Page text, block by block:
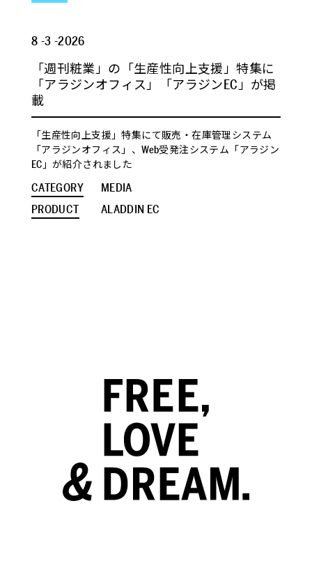
8 -3 -2026
「週刊粧業」の「生産性向上支援」特集に
「アラジンオフィス」「アラジンEC」が掲
載
「生産性向上支援」特集にて販売・在庫管理システム
「アラジンオフィス」、Web受発注システム「アラジン
EC」が紹介されました
CATEGORY
MEDIA
PRODUCT
ALADDIN EC